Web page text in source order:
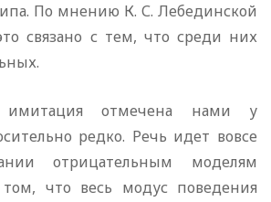
По мнению К. С. Лебединской
связано с тем, что среди них
имитация отмечена нами у
редко. Речь идет вовсе
отрицательным моделям
что весь модус поведения